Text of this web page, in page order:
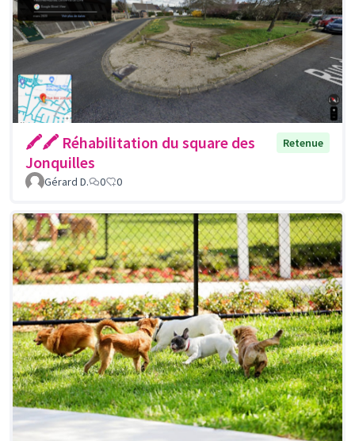
🖍🖍 Réhabilitation du square des
Jonquilles
Retenue
Gérard D. 0 0